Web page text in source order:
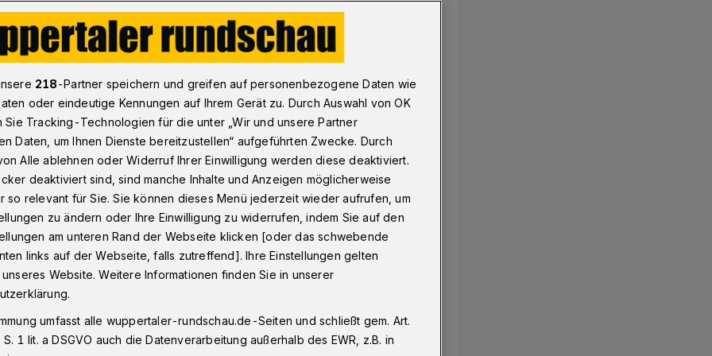
Peter Bergener: Spenden für „Music for Ukraine“
Peter Bergener
for
und schmerzt, wenn man tagtäglich
sieht. Ich selbst war ja 2017 in
und war begeistert von der
der Ukrainerinnen und Ukrainer.
dass Städte bombardiert werden
218-Partner speichern und greifen auf personenbezogene Daten wie
oder eindeutige Kennungen auf Ihrem Gerät zu. Durch Auswahl von OK
Sie Tracking-Technologien für die unter „Wir und unsere Partner
Daten, um Ihnen Dienste bereitzustellen“ aufgeführten Zwecke. Durch
Alle ablehnen oder Widerruf Ihrer Einwilligung werden diese deaktiviert.
deaktiviert sind, sind manche Inhalte und Anzeigen möglicherweise
so relevant für Sie. Sie können dieses Menü jederzeit wieder aufrufen, um
zu ändern oder Ihre Einwilligung zu widerrufen, indem Sie auf den
am unteren Rand der Webseite klicken [oder das schwebende
links auf der Webseite, falls zutreffend]. Ihre Einstellungen gelten
Website. Weitere Informationen finden Sie in unserer
umfasst alle wuppertaler-rundschau.de-Seiten und schließt gem. Art.
1 lit. a DSGVO auch die Datenverarbeitung außerhalb des EWR, z.B. in